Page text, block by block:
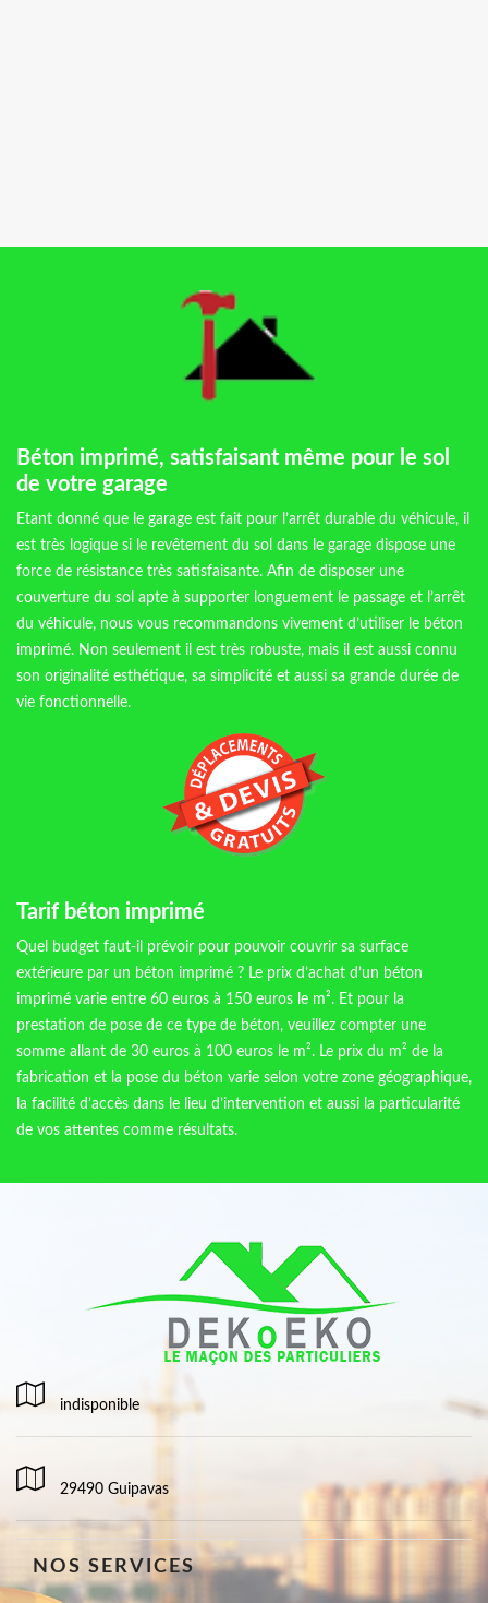
Béton imprimé, satisfaisant même pour le sol
de votre garage
Etant donné que le garage est fait pour l’arrêt durable du véhicule, il
est très logique si le revêtement du sol dans le garage dispose une
force de résistance très satisfaisante. Afin de disposer une
couverture du sol apte à supporter longuement le passage et l’arrêt
du véhicule, nous vous recommandons vivement d’utiliser le béton
imprimé. Non seulement il est très robuste, mais il est aussi connu
son originalité esthétique, sa simplicité et aussi sa grande durée de
vie fonctionnelle.
Tarif béton imprimé
Quel budget faut-il prévoir pour pouvoir couvrir sa surface
extérieure par un béton imprimé ? Le prix d’achat d’un béton
imprimé varie entre 60 euros à 150 euros le m². Et pour la
prestation de pose de ce type de béton, veuillez compter une
somme allant de 30 euros à 100 euros le m². Le prix du m² de la
fabrication et la pose du béton varie selon votre zone géographique,
la facilité d’accès dans le lieu d’intervention et aussi la particularité
de vos attentes comme résultats.
indisponible
29490 Guipavas
NOS SERVICES